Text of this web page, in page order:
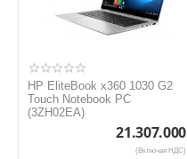
HP EliteBook x360 1030 G2
Touch Notebook PC
(3ZH02EA)
21.307.000
(Включая НДС)